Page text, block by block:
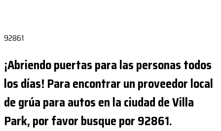
92861
¡Abriendo puertas para las personas todos
los días! Para encontrar un proveedor local
de grúa para autos en la ciudad de Villa
Park, por favor busque por 92861.